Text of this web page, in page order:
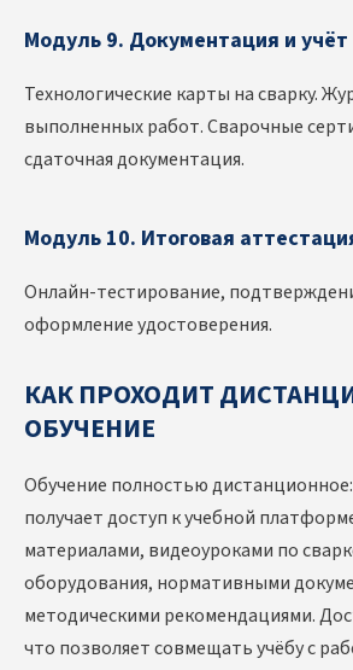
Модуль 9. Документация и учёт
Технологические карты на сварку.
выполненных работ. Сварочные
сдаточная документация.
Модуль 10. Итоговая
Онлайн-тестирование,
оформление удостоверения.
КАК ПРОХОДИТ
ОБУЧЕНИЕ
Обучение полностью
получает доступ к учебной
материалами, видеоуроками по
оборудования, нормативными
методическими рекомендациями.
что позволяет совмещать учёбу с